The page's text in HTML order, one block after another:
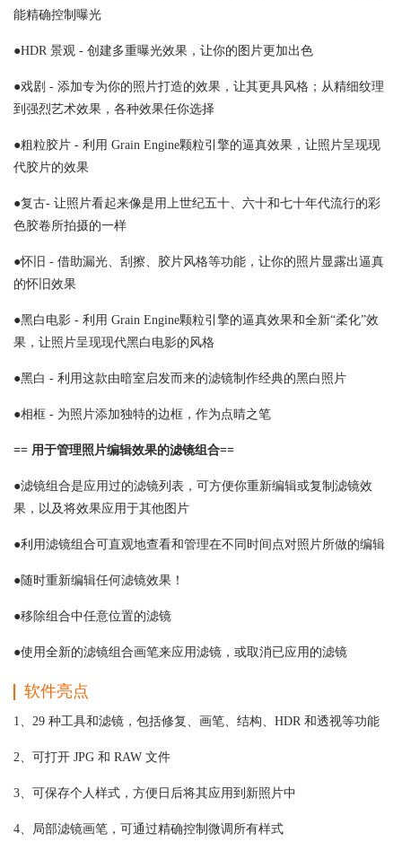
能精确控制曝光
●HDR 景观 - 创建多重曝光效果，让你的图片更加出色
●戏剧 - 添加专为你的照片打造的效果，让其更具风格；从精细纹理
到强烈艺术效果，各种效果任你选择
●粗粒胶片 - 利用 Grain Engine颗粒引擎的逼真效果，让照片呈现现
代胶片的效果
●复古- 让照片看起来像是用上世纪五十、六十和七十年代流行的彩
色胶卷所拍摄的一样
●怀旧 - 借助漏光、刮擦、胶片风格等功能，让你的照片显露出逼真
的怀旧效果
●黑白电影 - 利用 Grain Engine颗粒引擎的逼真效果和全新“柔化”效
果，让照片呈现现代黑白电影的风格
●黑白 - 利用这款由暗室启发而来的滤镜制作经典的黑白照片
●相框 - 为照片添加独特的边框，作为点晴之笔
== 用于管理照片编辑效果的滤镜组合==
●滤镜组合是应用过的滤镜列表，可方便你重新编辑或复制滤镜效
果，以及将效果应用于其他图片
●利用滤镜组合可直观地查看和管理在不同时间点对照片所做的编辑
●随时重新编辑任何滤镜效果！
●移除组合中任意位置的滤镜
●使用全新的滤镜组合画笔来应用滤镜，或取消已应用的滤镜
软件亮点
1、29 种工具和滤镜，包括修复、画笔、结构、HDR 和透视等功能
2、可打开 JPG 和 RAW 文件
3、可保存个人样式，方便日后将其应用到新照片中
4、局部滤镜画笔，可通过精确控制微调所有样式